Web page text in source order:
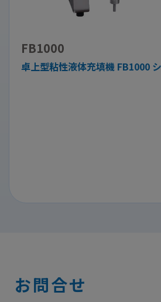
FB1000
卓上型粘性液体充填機 FB1000
お問合せ